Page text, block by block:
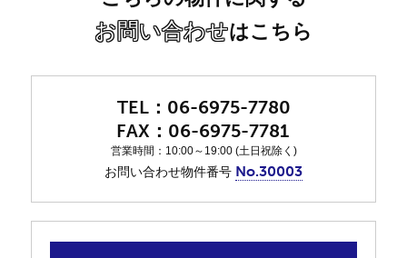
お問い合わせはこちら
06-6975-7780
06-6975-7781
営業時間：10:00～19:00 (土日祝除く)
お問い合わせ物件番号 No.30003